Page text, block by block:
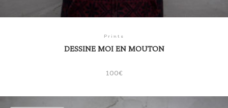
Prints
DESSINE MOI EN MOUTON
100€